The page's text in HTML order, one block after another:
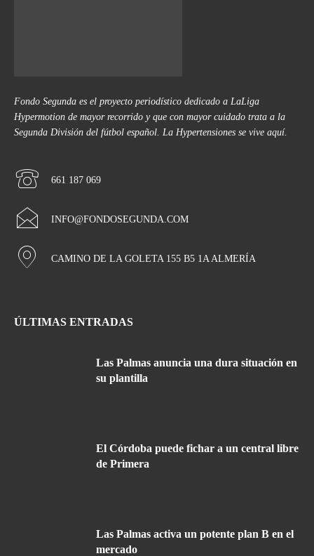
Fondo Segunda es el proyecto periodístico dedicado a LaLiga
Hypermotion de mayor recorrido y que con mayor cuidado trata a la
Segunda División del fútbol español. La Hypertensiones se vive aquí.
661 187 069
INFO@FONDOSEGUNDA.COM
CAMINO DE LA GOLETA 155 B5 1A ALMERÍA
ÚLTIMAS ENTRADAS
Las Palmas anuncia una dura situación en
su plantilla
El Córdoba puede fichar a un central libre
de Primera
Las Palmas activa un potente plan B en el
mercado